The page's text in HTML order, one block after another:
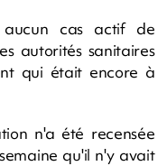
aucun cas actif de
autorités sanitaires
qui était encore à
n'a été recensée
qu'il n'y avait